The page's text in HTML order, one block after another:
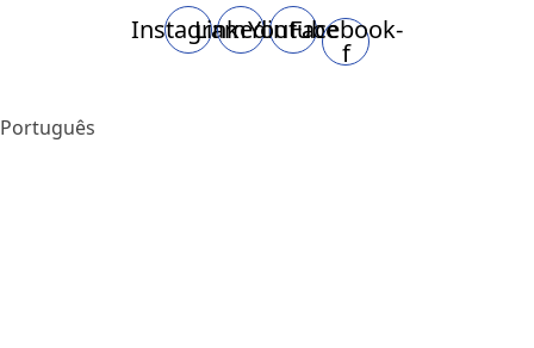
Instagram
LinkedinYoutube
Facebook-
f
Português